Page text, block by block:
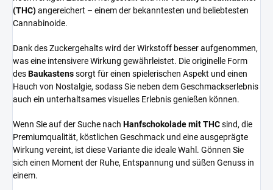
(THC)angereichert – einem der bekanntesten und beliebtesten
Cannabinoide.
Dank des Zuckergehalts wird der Wirkstoff besser aufgenommen,
was eine intensivere Wirkung gewährleistet. Die originelle Form
desBaukastenssorgt für einen spielerischen Aspekt und einen
Hauch von Nostalgie, sodass Sie neben dem Geschmackserlebnis
auch ein unterhaltsames visuelles Erlebnis genießen können.
Wenn Sie auf der Suche nach Hanfschokolade mit THCsind, die
Premiumqualität, köstlichen Geschmack und eine ausgeprägte
Wirkung vereint, ist diese Variante die ideale Wahl. Gönnen Sie
sich einen Moment der Ruhe, Entspannung und süßen Genuss in
einem.